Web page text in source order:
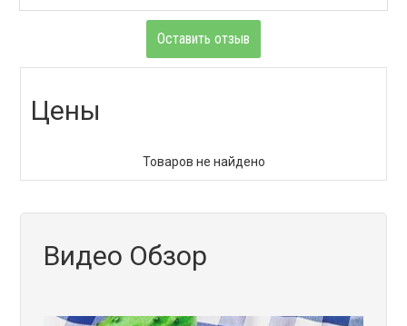
Оставить отзыв
Цены
Товаров не найдено
Видео Обзор